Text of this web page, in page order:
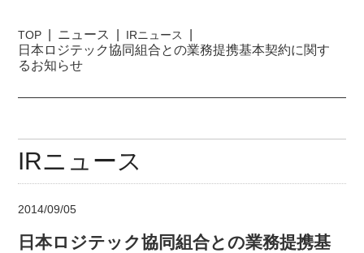
TOP ニュース IRニュース
日本ロジテック協同組合との業務提携基本契約に関す
るお知らせ
IRニュース
2014/09/05
日本ロジテック協同組合との業務提携基